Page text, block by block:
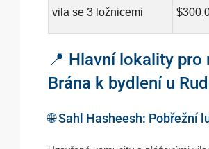
vila se 3 ložnicemi
📍 Hlavní lokality pro
Brána k bydlení u
🌐 Sahl Hasheesh: Pobřežní